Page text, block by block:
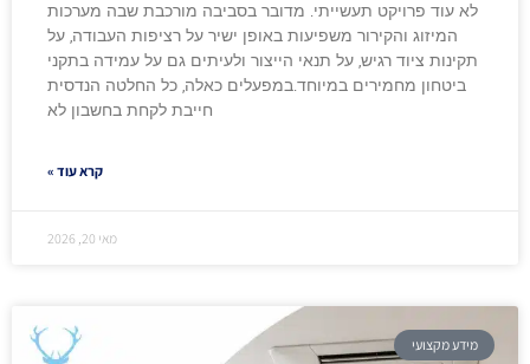
לא עוד פרויקט תעשייתי. מדובר בסביבה מורכבת שבה מערכות
המיזוג והקירור משפיעות באופן ישיר על רציפות העבודה, על
תקינות ציוד רגיש, על תנאי הייצור ולעיתים גם על עמידה בתקני
ביטחון מחמירים במיוחד.במפעלים כאלה, כל החלטה הנדסית
חייבת לקחת בחשבון לא
קרא עוד »
מאי 20, 2026
מידע מקצועי